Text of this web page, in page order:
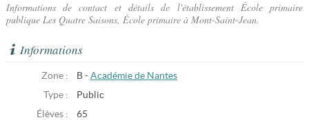
Informations de contact et détails de l'établissement École primaire
publique Les Quatre Saisons, École primaire à Mont-Saint-Jean.
Informations
Zone : B - Académie de Nantes
Type :
Public
Élèves :
65